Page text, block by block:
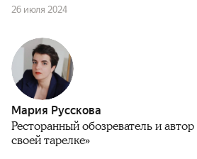
26 июля 2024
Мария Русскова
Ресторанный обозреватель и
своей тарелке»